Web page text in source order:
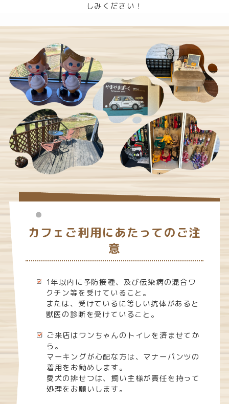
しみください！
カフェご利用にあたってのご注
意
1年以内に予防接種、及び伝染病の混合ワ
クチン等を受けていること。
または、受けているに等しい抗体があると
獣医の診断を受けていること。
ご来店はワンちゃんのトイレを済ませてか
ら。
マーキングが心配な方は、マナーパンツの
着用をお勧めします。
愛犬の排せつは、飼い主様が責任を持って
処理をお願いします。